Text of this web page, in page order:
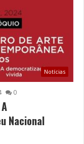
Notícias
0
Nacional